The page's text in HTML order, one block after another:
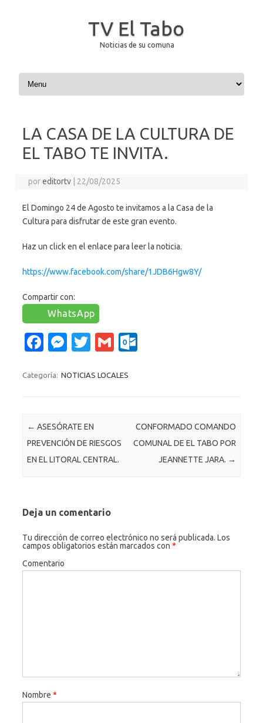
TV El Tabo
Noticias de su comuna
Saltar al contenido
LA CASA DE LA CULTURA DE
EL TABO TE INVITA.
poreditortv 22/08/2025
El Domingo 24 de Agosto te invitamos a la Casa de la
Cultura para disfrutar de este gran evento.
Haz un click en el enlace para leer la noticia.
https://www.facebook.com/share/1JDB6Hgw8Y/
Compartir con:
WhatsApp
Fa
e
o
k
M
se
er
T
it
G
ail
c
Categoría: NOTICIAS LOCALES
Navegación de entradas
← ASESÓRATE EN
PREVENCIÓN DE RIESGOS
EN EL LITORAL CENTRAL.
CONFORMADO COMANDO
COMUNAL DE EL TABO POR
JEANNETTE JARA. →
Deja un comentario
Tu dirección de correo electrónico no será publicada. Los
campos obligatorios están marcados con *
Comentario
Nombre *